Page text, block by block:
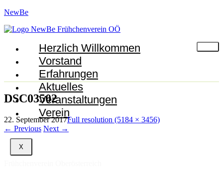
NewBe
Herzlich Willkommen
Vorstand
Erfahrungen
Aktuelles
Veranstaltungen
Verein
X
DSC03502
22. September 2017Full resolution (5184 × 3456)
← Previous Next →